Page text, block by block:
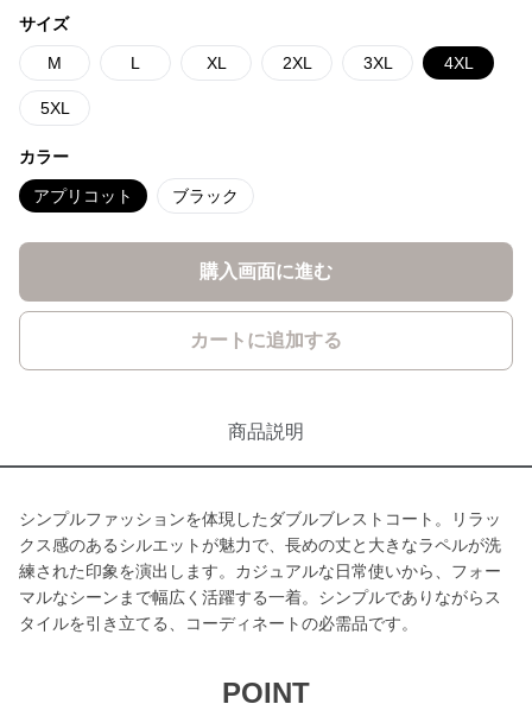
サイズ
M L XL 2XL 3XL 4XL
5XL
カラー
アプリコット ブラック
購入画面に進む
カートに追加する
商品説明
シンプルファッションを体現したダブルブレストコート。リラッ
クス感のあるシルエットが魅力で、長めの丈と大きなラペルが洗
練された印象を演出します。カジュアルな日常使いから、フォー
マルなシーンまで幅広く活躍する一着。シンプルでありながらス
タイルを引き立てる、コーディネートの必需品です。
POINT